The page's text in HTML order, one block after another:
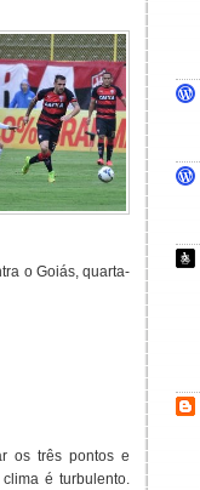
o Goiás, quarta-
os três pontos e
é turbulento.